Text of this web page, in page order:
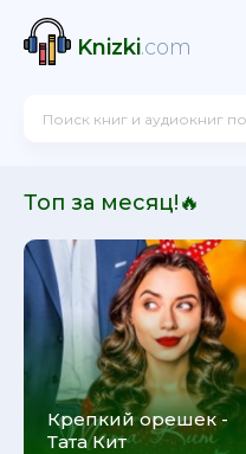
Knizki.com
Топ за месяц!🔥
Крепкий орешек -
Тата Кит